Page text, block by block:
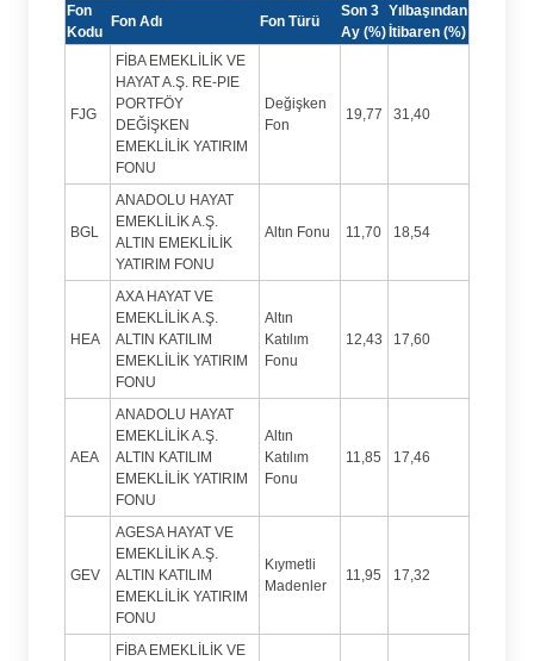
Fon
Kodu
Fon Adı Fon Türü
Son 3
Ay (%)
Yılbaşından
İtibaren (%)
FJG
FİBA EMEKLİLİK VE
HAYAT A.Ş. RE-PIE
PORTFÖY
DEĞİŞKEN
EMEKLİLİK YATIRIM
FONU
Değişken
Fon
19,77 31,40
BGL
ANADOLU HAYAT
EMEKLİLİK A.Ş.
ALTIN EMEKLİLİK
YATIRIM FONU
Altın Fonu 11,70 18,54
HEA
AXA HAYAT VE
EMEKLİLİK A.Ş.
ALTIN KATILIM
EMEKLİLİK YATIRIM
FONU
Altın
Katılım
Fonu
12,43 17,60
AEA
ANADOLU HAYAT
EMEKLİLİK A.Ş.
ALTIN KATILIM
EMEKLİLİK YATIRIM
FONU
Altın
Katılım
Fonu
11,85 17,46
GEV
AGESA HAYAT VE
EMEKLİLİK A.Ş.
ALTIN KATILIM
EMEKLİLİK YATIRIM
FONU
Kıymetli
Madenler
11,95 17,32
FİBA EMEKLİLİK VE